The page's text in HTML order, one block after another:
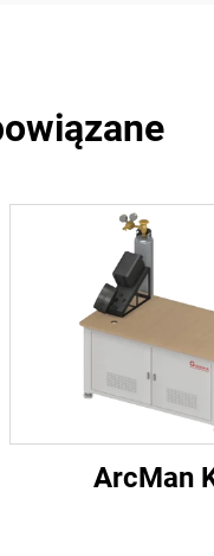
ArcMan